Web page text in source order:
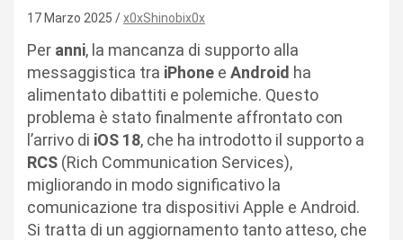
17 Marzo 2025 x0xShinobix0x
Per anni, la mancanza di supporto alla
messaggistica tra iPhone e Android ha
alimentato dibattiti e polemiche. Questo
problema è stato finalmente affrontato con
l’arrivo di iOS 18, che ha introdotto il supporto a
RCS (Rich Communication Services),
migliorando in modo significativo la
comunicazione tra dispositivi Apple e Android.
Si tratta di un aggiornamento tanto atteso, che